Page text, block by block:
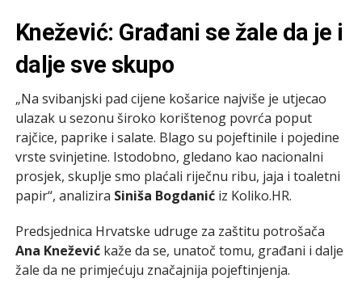
Knežević: Građani se žale da je i
dalje sve skupo
„Na svibanjski pad cijene košarice najviše je utjecao
ulazak u sezonu široko korištenog povrća poput
rajčice, paprike i salate. Blago su pojeftinile i pojedine
vrste svinjetine. Istodobno, gledano kao nacionalni
prosjek, skuplje smo plaćali riječnu ribu, jaja i toaletni
papir“, analizira Siniša Bogdanićiz Koliko.HR.
Predsjednica Hrvatske udruge za zaštitu potrošača
Ana Kneževićkaže da se, unatoč tomu, građani i dalje
žale da ne primjećuju značajnija pojeftinjenja.